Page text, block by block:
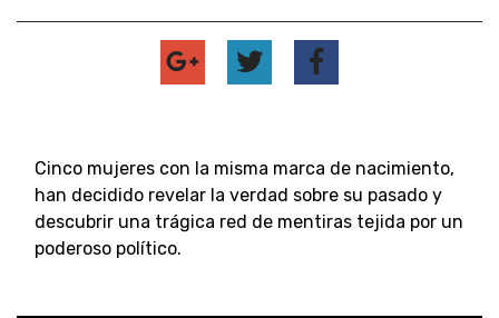
Cinco mujeres con la misma marca de nacimiento,
han decidido revelar la verdad sobre su pasado y
descubrir una trágica red de mentiras tejida por un
poderoso político.